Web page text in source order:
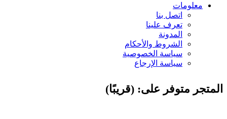
معلومات
اتصل بنا
تعرف علينا
المدونة
الشروط والأحكام
سياسة الخصوصية
سياسة الإرجاع
المتجر متوفر على: (قريبًا)